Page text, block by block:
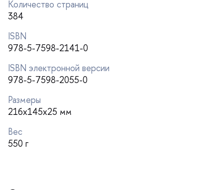
Количество страниц
384
ISBN
978-5-7598-2141-0
ISBN электронной версии
978-5-7598-2055-0
Размеры
216x145x25 мм
ес
550